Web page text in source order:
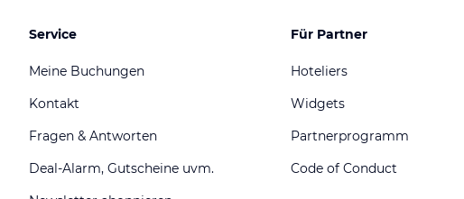
Service
Meine Buchungen
Kontakt
Fragen & Antworten
Deal-Alarm, Gutscheine uvm.
Für Partner
Hoteliers
Widgets
Partnerprogramm
Code of Conduct